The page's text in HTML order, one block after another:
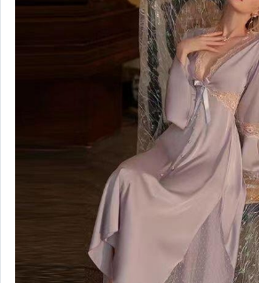
玩具、模型與公仔
偶像、球員卡與郵幣
女裝與服飾配件